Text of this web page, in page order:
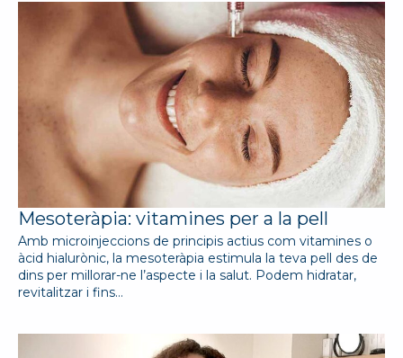
Mesoteràpia: vitamines per a la pell
Amb microinjeccions de principis actius com vitamines o
àcid hialurònic, la mesoteràpia estimula la teva pell des de
dins per millorar-ne l’aspecte i la salut. Podem hidratar,
revitalitzar i fins…